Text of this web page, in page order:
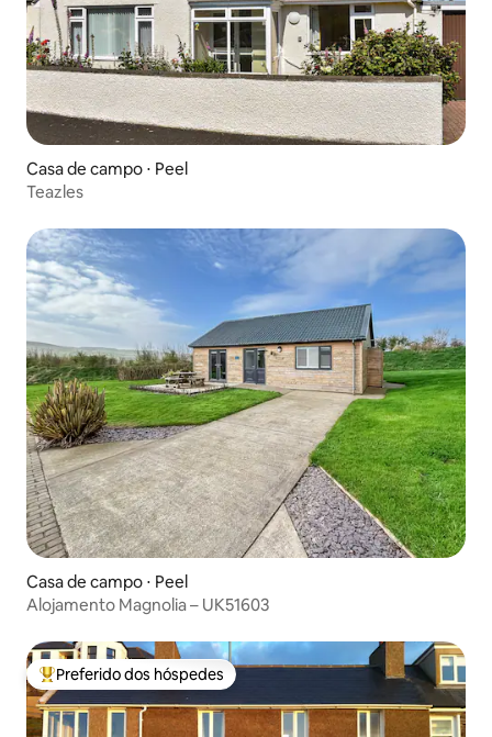
Casa de campo ⋅ Peel
Teazles
Casa de campo ⋅ Peel
Alojamento Magnolia – UK51603
Entre os melhores preferidos dos hóspedes
Preferido dos hóspedes